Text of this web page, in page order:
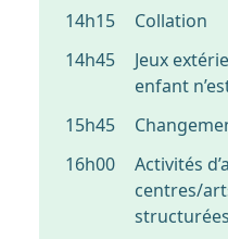
14h15
Collation
14h45
Jeux
enfant
15h45
16h00
Activités
centres/